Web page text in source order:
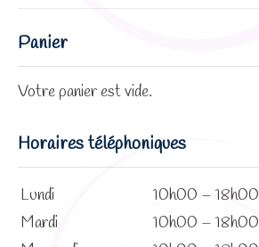
Panier
Votre panier est vide.
Horaires téléphoniques
Lundi
10h00 – 18h00
Mardi
10h00 – 18h00